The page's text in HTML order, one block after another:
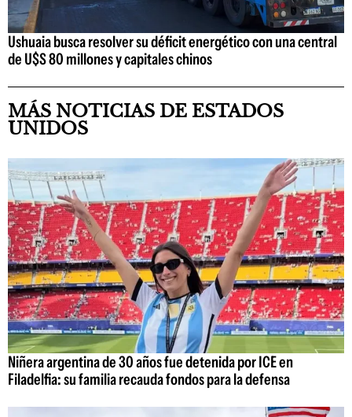
Ushuaia busca resolver su déficit energético con una central
de U$S 80 millones y capitales chinos
MÁS NOTICIAS DE ESTADOS
UNIDOS
Niñera argentina de 30 años fue detenida por ICE en
Filadelfia: su familia recauda fondos para la defensa